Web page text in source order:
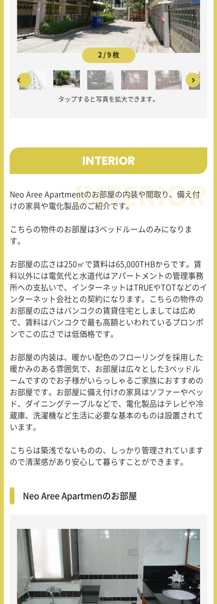
2 / 9 枚
タップすると写真を拡大できます。
INTERIOR
Neo Aree Apartmentのお部屋の内装や間取り、備え付
けの家具や電化製品のご紹介です。
こちらの物件のお部屋は3ベッドルームのみになりま
す。
お部屋の広さは250㎡で賃料は65,000THBからです。賃
料以外には電気代と水道代はアパートメントの管理事務
所への支払いで、インターネットはTRUEやTOTなどのイ
ンターネット会社との契約になります。こちらの物件の
お部屋の広さはバンコクの賃貸住宅としましては広め
で、賃料はバンコクで最も高額といわれているプロンポ
ンでこの広さでは低価格です。
お部屋の内装は、暖かい配色のフローリングを採用した
暖かみのある雰囲気で、お部屋は広々とした3ベッドル
ームですのでお子様がいらっしゃるご家族におすすめの
お部屋です。お部屋に備え付けの家具はソファーやベッ
ド、ダイニングテーブルなどで、電化製品はテレビや冷
蔵庫、洗濯機など生活に必要な基本のものは設置されて
います。
こちらは築浅でないものの、しっかり管理されています
ので清潔感があり安心して暮らすことができます。
Neo Aree Apartmenのお部屋